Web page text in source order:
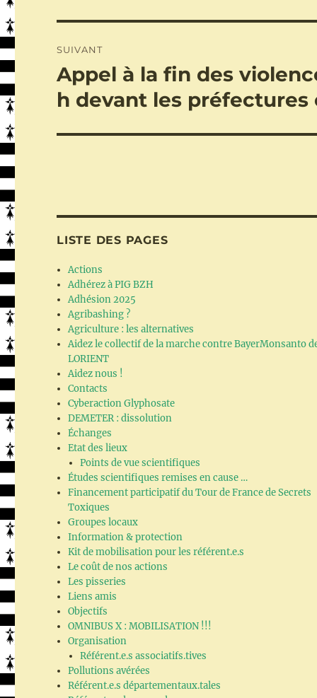
SUIVANT
Publication
suivante :
Appel à la fin des
h devant les
LISTE DES PAGES
Actions
Adhérez à PIG BZH
Adhésion 2025
Agribashing ?
Agriculture : les alternatives
Aidez le collectif de la marche contre BayerMonsanto
LORIENT
Aidez nous !
Contacts
Cyberaction Glyphosate
DEMETER : dissolution
Échanges
Etat des lieux
Points de vue scientifiques
Études scientifiques remises en cause …
Financement participatif du Tour de France de Secrets
Toxiques
Groupes locaux
Information & protection
Kit de mobilisation pour les référent.e.s
Le coût de nos actions
Les pisseries
Liens amis
Objectifs
OMNIBUS X : MOBILISATION !!!
Organisation
Référent.e.s associatifs.tives
Pollutions avérées
Référent.e.s départementaux.tales